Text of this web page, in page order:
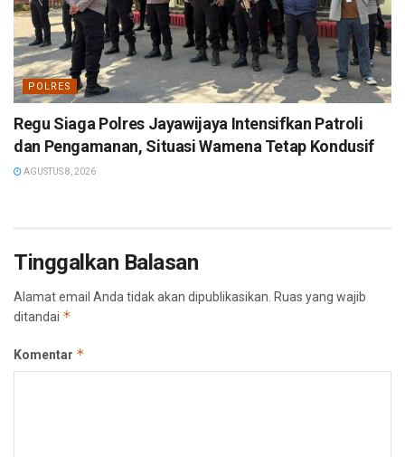
POLRES
Regu Siaga Polres Jayawijaya Intensifkan Patroli
dan Pengamanan, Situasi Wamena Tetap Kondusif
AGUSTUS 8, 2026
Tinggalkan Balasan
Alamat email Anda tidak akan dipublikasikan. Ruas yang wajib
ditandai *
Komentar *